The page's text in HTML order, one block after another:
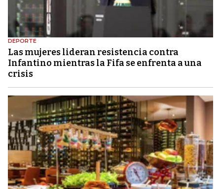
DEPORTE
Las mujeres lideran resistencia contra
Infantino mientras la Fifa se enfrenta a una
crisis